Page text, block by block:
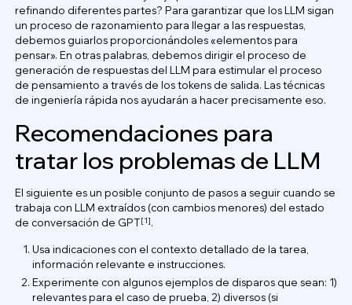
refinando diferentes partes? Para garantizar que los LLM sigan
un proceso de razonamiento para llegar a las respuestas,
debemos guiarlos proporcionándoles «elementos para
pensar». En otras palabras, debemos dirigir el proceso de
generación de respuestas del LLM para estimular el proceso
de pensamiento a través de los tokens de salida. Las técnicas
de ingeniería rápida nos ayudarán a hacer precisamente eso.
Recomendaciones para
tratar los problemas de LLM
El siguiente es un posible conjunto de pasos a seguir cuando se
trabaja con LLM extraídos (con cambios menores) del estado
de conversación de GPT[1].
Usa indicaciones con el contexto detallado de la tarea,
información relevante e instrucciones.
Experimente con algunos ejemplos de disparos que sean: 1)
relevantes para el caso de prueba, 2) diversos (si